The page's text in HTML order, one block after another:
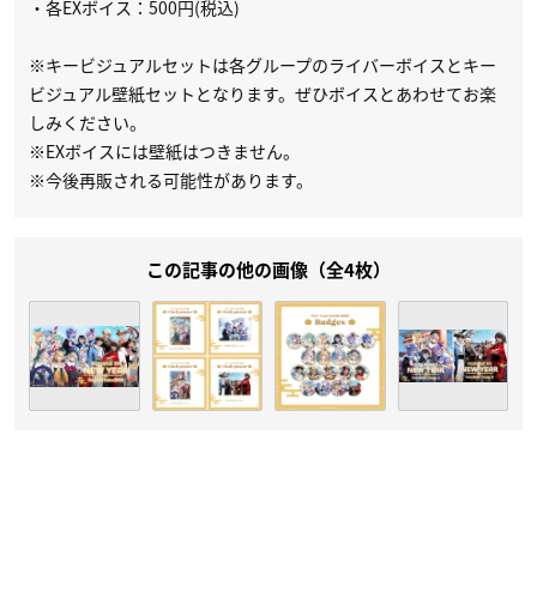
・各EXボイス：500円(税込)
※キービジュアルセットは各グループのライバーボイスとキー
ビジュアル壁紙セットとなります。ぜひボイスとあわせてお楽
しみください。
※EXボイスには壁紙はつきません。
※今後再販される可能性があります。
この記事の他の画像（全4枚）